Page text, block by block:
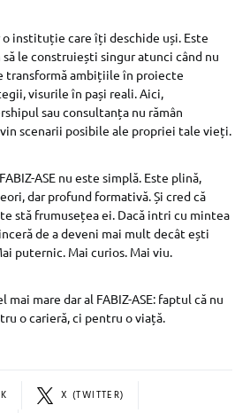
o instituție care îți deschide uși. Este
le construiești singur atunci când nu
transformă ambițiile în proiecte
visurile în pași reali. Aici,
sau consultanța nu rămân
scenarii posibile ale propriei tale vieți.
ASE nu este simplă. Este plină,
dar profund formativă. Și cred că
stă frumusețea ei. Dacă intri cu mintea
de a deveni mai mult decât ești
puternic. Mai curios. Mai viu.
mai mare dar al FABIZ-ASE: faptul că nu
o carieră, ci pentru o viață.
X (TWITTER)